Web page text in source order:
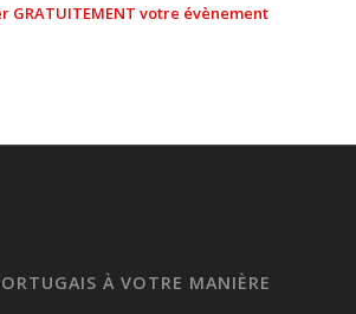
GRATUITEMENT votre évènement
À VOTRE MANIÈRE